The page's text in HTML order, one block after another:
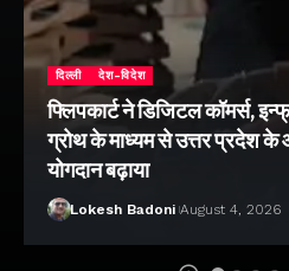
दिल्ली देश-विदेश
फ्लिपकार्ट ने डिजिटल कॉमर्स,
ग्रोथ के माध्यम से उत्तर प्रदेश के
योगदान बढ़ाया
Lokesh Badoni August 4, 2026